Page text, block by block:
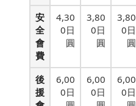
安
全
會
費
4,30
0日
圓
3,80
0日
圓
3,80
0日
圓
後
援
6,00
0日
6,00
0日
6,00
0日